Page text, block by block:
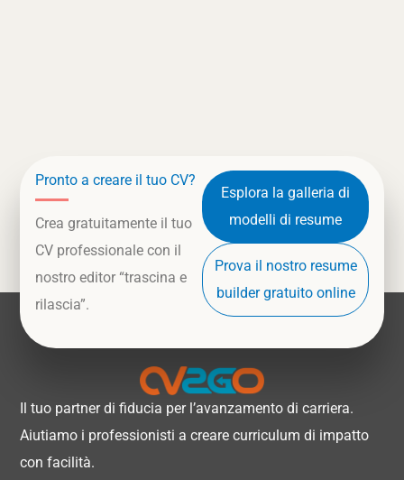
Pronto a creare il tuo CV?
Crea gratuitamente il tuo
CV professionale con il
nostro editor “trascina e
rilascia”.
Esplora la galleria di
modelli di resume
Prova il nostro resume
builder gratuito online
Il tuo partner di fiducia per l’avanzamento di carriera.
Aiutiamo i professionisti a creare curriculum di impatto
con facilità.